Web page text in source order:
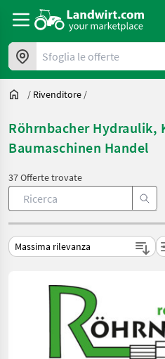
Sfoglia le offerte
/ Rivenditore /
Röhrnbacher Hydraulik,
Baumaschinen Handel
37 Offerte trovate